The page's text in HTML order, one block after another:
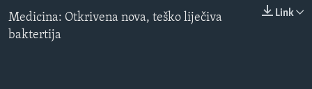
MAGAZIN
O GLASU AMERIKE
0:00 Link
Medicina: Otkrivena nova, teško liječiva
baktertija